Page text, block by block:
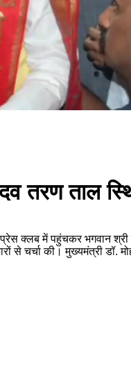
तरण ताल
क्लब में पहुंचकर भगवान
से चर्चा की। मुख्यमंत्री डॉ.